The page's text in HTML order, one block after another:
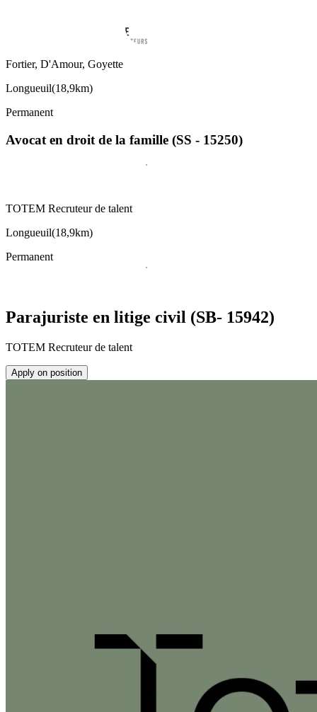
Fortier, D'Amour, Goyette
Longueuil(18,9km)
Permanent
Avocat en droit de la famille (SS - 15250)
TOTEM Recruteur de talent
Longueuil(18,9km)
Permanent
Parajuriste en litige civil (SB- 15942)
TOTEM Recruteur de talent
Apply on position